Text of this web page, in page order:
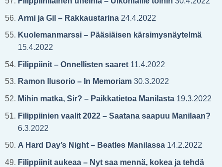
Armi ja Gil – Rakkaustarina24.4.2022
Kuolemanmarssi – Pääsiäisen kärsimysnäytelmä
15.4.2022
Filippiinit – Onnellisten saaret11.4.2022
Ramon Ilusorio – In Memoriam30.3.2022
Mihin matka, Sir? – Paikkatietoa Manilasta19.3.2022
Filippiinien vaalit 2022 – Saatana saapuu Manilaan?
6.3.2022
A Hard Day’s Night – Beatles Manilassa14.2.2022
Filippiinit aukeaa – Nyt saa mennä, kokea ja tehdä